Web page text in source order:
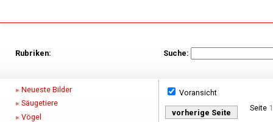
Rubriken: Suche:
Neueste Bilder
Säugetiere
Vögel
Voransicht
vorherige Seite
Seite